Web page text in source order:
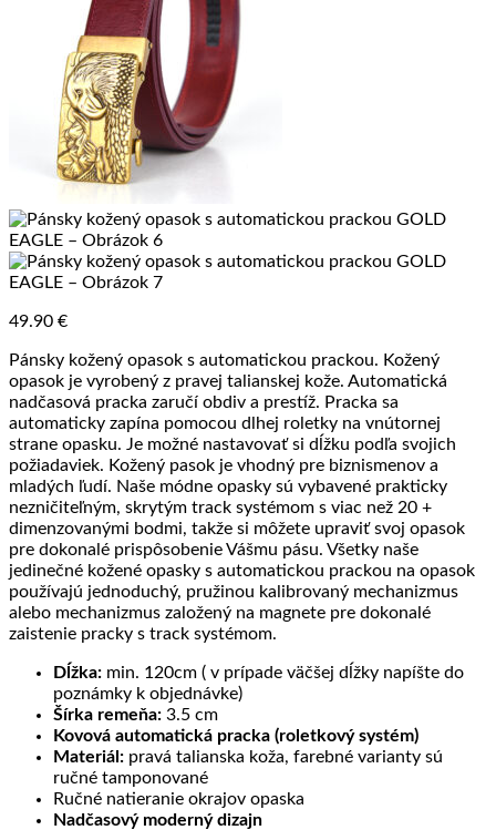
49.90 €
Pánsky kožený opasok s automatickou prackou. Kožený
opasok je vyrobený z pravej talianskej kože. Automatická
nadčasová pracka zaručí obdiv a prestíž. Pracka sa
automaticky zapína pomocou dlhej roletky na vnútornej
strane opasku. Je možné nastavovať si dĺžku podľa svojich
požiadaviek. Kožený pasok je vhodný pre biznismenov a
mladých ľudí. Naše módne opasky sú vybavené prakticky
nezničiteľným, skrytým track systémom s viac než 20 +
dimenzovanými bodmi, takže si môžete upraviť svoj opasok
pre dokonalé prispôsobenie Vášmu pásu. Všetky naše
jedinečné kožené opasky s automatickou prackou na opasok
používajú jednoduchý, pružinou kalibrovaný mechanizmus
alebo mechanizmus založený na magnete pre dokonalé
zaistenie pracky s track systémom.
Dĺžka: min. 120cm ( v prípade väčšej dĺžky napíšte do
poznámky k objednávke)
Šírka remeňa: 3.5 cm
Kovová automatická pracka (roletkový systém)
Materiál: pravá talianska koža, farebné varianty sú
ručné tamponované
Ručné natieranie okrajov opaska
Nadčasový moderný dizajn